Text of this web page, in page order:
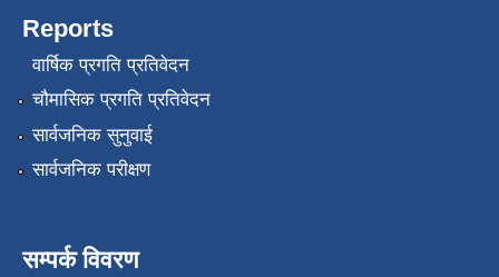
Reports
वार्षिक प्रगति प्रतिवेदन
चौमासिक प्रगति प्रतिवेदन
सार्वजनिक सुनुवाई
सार्वजनिक परीक्षण
सम्पर्क विवरण